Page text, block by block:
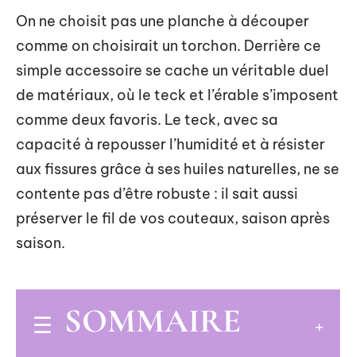
On ne choisit pas une planche à découper
comme on choisirait un torchon. Derrière ce
simple accessoire se cache un véritable duel
de matériaux, où le teck et l’érable s’imposent
comme deux favoris. Le teck, avec sa
capacité à repousser l’humidité et à résister
aux fissures grâce à ses huiles naturelles, ne se
contente pas d’être robuste : il sait aussi
préserver le fil de vos couteaux, saison après
saison.
SOMMAIRE